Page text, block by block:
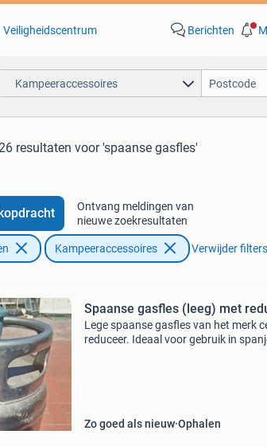
Veiligheidscentrum Berichten
Kampeeraccessoires
resultaten voor 'spaanse gasfles'
Ontvang meldingen van
nieuwe zoekresultaten
Kampeeraccessoires Verwijder filters
Spaanse gasfles (leeg) met
Lege spaanse gasfles van het merk
reduceer. Ideaal voor gebruik in
Zo goed als nieuw Ophalen